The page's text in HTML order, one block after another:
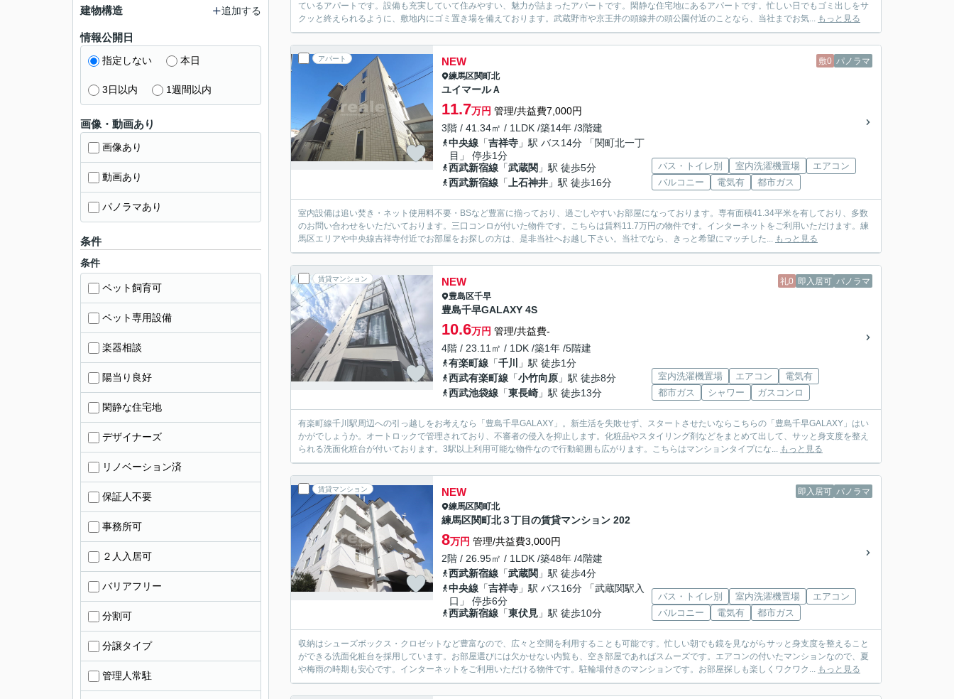
ているアパートです。設備も充実していて住みやすい、魅力が詰まったアパートです。閑静な住宅地にあるアパートです。忙しい日でもゴミ出しをサ
クッと終えられるように、敷地内にゴミ置き場を備えております。武蔵野市や京王井の頭線井の頭公園付近のことなら、当社までお気... もっと見る
アパート 敷0 パノラマ
NEW
練馬区関町北
ユイマールＡ
11.7万円 管理/共益費7,000円
3階 / 41.34㎡ / 1LDK /築14年 /3階建
中央線 「吉祥寺 」駅 バス14分 「関町北一丁
目」 停歩1分
西武新宿線 「武蔵関 」駅 徒歩5分
西武新宿線 「 上石神井 」駅 徒歩16分
バス・トイレ別 室内洗濯機置場
エアコン
バルコニー
電気有 都市ガス
室内設備は追い焚き・ネット使用料不要・BSなど豊富に揃っており、過ごしやすいお部屋になっております。専有面積41.34平米を有しており、多数
のお問い合わせをいただいております。三口コンロが付いた物件です。こちらは賃料11.7万円の物件です。インターネットをご利用いただけます。練
馬区エリアや中央線吉祥寺付近でお部屋をお探しの方は、是非当社へお越し下さい。当社でなら、きっと希望にマッチした... もっと見る
賃貸マンション 礼0 即入居可 パノラマ
NEW
豊島区千早
豊島千早GALAXY 4S
10.6万円 管理/共益費-
4階 / 23.11㎡ / 1DK /築1年 /5階建
有楽町線 「千川
」駅 徒歩1分
西武有楽町線 「小竹向原 」駅 徒歩8分
西武池袋線 「東長崎 」駅 徒歩13分
室内洗濯機置場 エアコン
電気有
都市ガス
シャワー ガスコンロ
有楽町線千川駅周辺への引っ越しをお考えなら「豊島千早GALAXY」。新生活を失敗せず、スタートさせたいならこちらの「豊島千早GALAXY」はい
かがでしょうか。オートロックで管理されており、不審者の侵入を抑止します。化粧品やスタイリング剤などをまとめて出して、サッと身支度を整え
られる洗面化粧台が付いております。3駅以上利用可能な物件なので行動範囲も広がります。こちらはマンションタイプにな... もっと見る
賃貸マンション 即入居可 パノラマ
NEW
練馬区関町北
練馬区関町北３丁目の賃貸マンション 202
8万円 管理/共益費3,000円
2階 / 26.95㎡ / 1LDK /築48年 /4階建
西武新宿線 「武蔵関 」駅 徒歩4分
中央線 「吉祥寺 」駅 バス16分 「武蔵関駅入
口」 停歩6分
西武新宿線 「東伏見 」駅 徒歩10分
バス・トイレ別 室内洗濯機置場
エアコン
バルコニー
電気有 都市ガス
収納はシューズボックス・クロゼットなど豊富なので、広々と空間を利用することも可能です。忙しい朝でも鏡を見ながらサッと身支度を整えること
ができる洗面化粧台を採用しています。お部屋選びには欠かせない内覧も、空き部屋であればスムーズです。エアコンの付いたマンションなので、夏
や梅雨の時期も安心です。インターネットをご利用いただける物件です。駐輪場付きのマンションです。お部屋探しも楽しくワクワク... もっと見る
建物構造 追加する
情報公開日
指定しない 本日
3日以内 1週間以内
画像・動画あり
画像あり
動画あり
パノラマあり
条件
条件
ペット飼育可
ペット専用設備
楽器相談
陽当り良好
閑静な住宅地
デザイナーズ
リノベーション済
保証人不要
事務所可
２人入居可
バリアフリー
分割可
分譲タイプ
管理人常駐